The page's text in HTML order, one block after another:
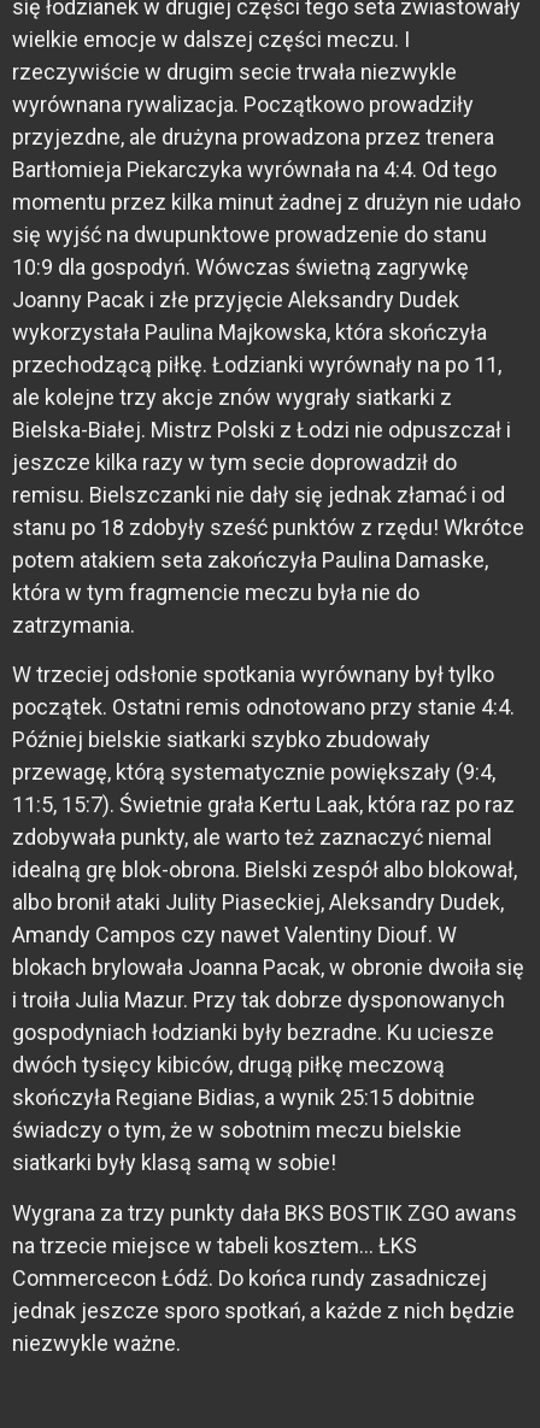
się łodzianek w drugiej części tego seta zwiastowały
wielkie emocje w dalszej części meczu. I
rzeczywiście w drugim secie trwała niezwykle
wyrównana rywalizacja. Początkowo prowadziły
przyjezdne, ale drużyna prowadzona przez trenera
Bartłomieja Piekarczyka wyrównała na 4:4. Od tego
momentu przez kilka minut żadnej z drużyn nie udało
się wyjść na dwupunktowe prowadzenie do stanu
10:9 dla gospodyń. Wówczas świetną zagrywkę
Joanny Pacak i złe przyjęcie Aleksandry Dudek
wykorzystała Paulina Majkowska, która skończyła
przechodzącą piłkę. Łodzianki wyrównały na po 11,
ale kolejne trzy akcje znów wygrały siatkarki z
Bielska-Białej. Mistrz Polski z Łodzi nie odpuszczał i
jeszcze kilka razy w tym secie doprowadził do
remisu. Bielszczanki nie dały się jednak złamać i od
stanu po 18 zdobyły sześć punktów z rzędu! Wkrótce
potem atakiem seta zakończyła Paulina Damaske,
która w tym fragmencie meczu była nie do
zatrzymania.
W trzeciej odsłonie spotkania wyrównany był tylko
początek. Ostatni remis odnotowano przy stanie 4:4.
Później bielskie siatkarki szybko zbudowały
przewagę, którą systematycznie powiększały (9:4,
11:5, 15:7). Świetnie grała Kertu Laak, która raz po raz
zdobywała punkty, ale warto też zaznaczyć niemal
idealną grę blok-obrona. Bielski zespół albo blokował,
albo bronił ataki Julity Piaseckiej, Aleksandry Dudek,
Amandy Campos czy nawet Valentiny Diouf. W
blokach brylowała Joanna Pacak, w obronie dwoiła się
i troiła Julia Mazur. Przy tak dobrze dysponowanych
gospodyniach łodzianki były bezradne. Ku uciesze
dwóch tysięcy kibiców, drugą piłkę meczową
skończyła Regiane Bidias, a wynik 25:15 dobitnie
świadczy o tym, że w sobotnim meczu bielskie
siatkarki były klasą samą w sobie!
Wygrana za trzy punkty dała BKS BOSTIK ZGO awans
na trzecie miejsce w tabeli kosztem… ŁKS
Commercecon Łódź. Do końca rundy zasadniczej
jednak jeszcze sporo spotkań, a każde z nich będzie
niezwykle ważne.